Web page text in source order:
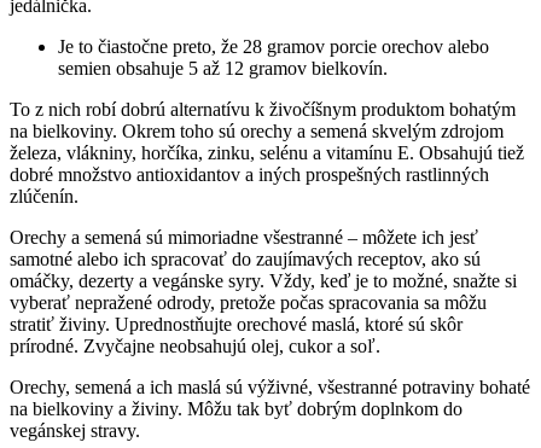
jedálnička.
Je to čiastočne preto, že 28 gramov porcie orechov alebo
semien obsahuje 5 až 12 gramov bielkovín.
To z nich robí dobrú alternatívu k živočíšnym produktom bohatým
na bielkoviny. Okrem toho sú orechy a semená skvelým zdrojom
železa, vlákniny, horčíka, zinku, selénu a vitamínu E. Obsahujú tiež
dobré množstvo antioxidantov a iných prospešných rastlinných
zlúčenín.
Orechy a semená sú mimoriadne všestranné – môžete ich jesť
samotné alebo ich spracovať do zaujímavých receptov, ako sú
omáčky, dezerty a vegánske syry. Vždy, keď je to možné, snažte si
vyberať nepražené odrody, pretože počas spracovania sa môžu
stratiť živiny. Uprednostňujte orechové maslá, ktoré sú skôr
prírodné. Zvyčajne neobsahujú olej, cukor a soľ.
Orechy, semená a ich maslá sú výživné, všestranné potraviny bohaté
na bielkoviny a živiny. Môžu tak byť dobrým doplnkom do
vegánskej stravy.